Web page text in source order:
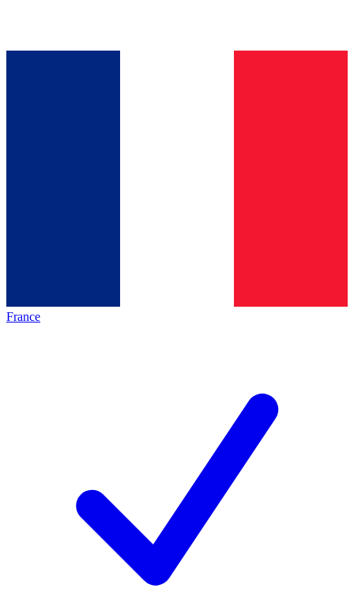
France